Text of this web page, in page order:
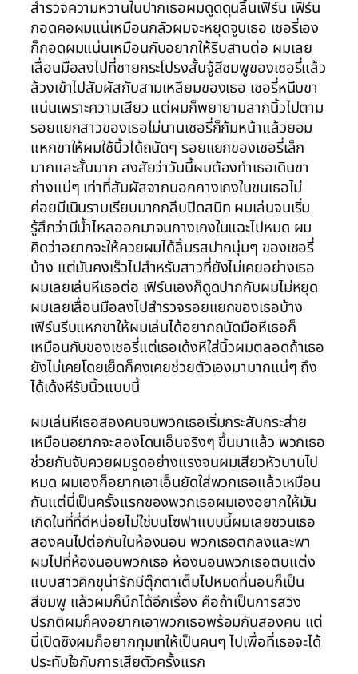
สำรวจความหวานในปากเธอผมดูดดุนลิ้นเฟิร์น เฟิร์น
กอดคอผมแน่เหมือนกลัวผมจะหยุดจูบเธอ เชอรี่เอง
ก็กอดผมแน่นเหมือนกับอยากให้รีบสานต่อ ผมเลย
เลื่อนมือลงไปที่ชายกระโปรงสั้นจู้สีชมพูของเชอรี่แล้ว
ล้วงเข้าไปสัมผัสกับสามเหลียมของเธอ เชอรี่หนีบขา
แน่นเพราะความเสียว แต่ผมก็พยายามลากนิ้วไปตาม
รอยแยกสาวของเธอไม่นานเชอรี่ก็ก้มหน้าแล้วยอม
แหกขาให้ผมใช้นิ้วได้ถนัดๆ รอยแยกของเชอรี่เล็ก
มากและสั้นมาก สงสัยว่าวันนี้ผมต้องทำเธอเดินขา
ถ่างแน่ๆ เท่าที่สัมผัสจากนอกกางเกงในขนเธอไม่
ค่อยมีเนินราบเรียบมากกลีบปิดสนิท ผมเล่นจนเริ่ม
รู้สึกว่ามีน้ำไหลออกมาจนกางเกงในแฉะไปหมด ผม
คิดว่าอยากจะให้ควยผมได้ลิ้มรสปากนุ่มๆ ของเชอรี่
บ้าง แต่มันคงเร็วไปสำหรับสาวที่ยังไม่เคยอย่างเธอ
ผมเลยเล่นหีเธอต่อ เฟิร์นเองก็ดูดปากกับผมไม่หยุด
ผมเลยเลื่อนมือลงไปสำรวจรอยแยกของเธอบ้าง
เฟิร์นรีบแหกขาให้ผมเล่นได้อยากถนัดมือหีเธอก็
เหมือนกับของเชอรี่แต่เธอเด้งหีใส่นิ้วผมตลอดถ้าเธอ
ยังไม่เคยโดยเย็ดก็คงเคยช่วยตัวเองมามากแน่ๆ ถึง
ได้เด้งหีรับนิ้วแบบนี้
ผมเล่นหีเธอสองคนจนพวกเธอเริ่มกระสับกระส่าย
เหมือนอยากจะลองโดนเอ็นจริงๆ ขึ้นมาแล้ว พวกเธอ
ช่วยกันจับควยผมรูดอย่างแรงจนผมเสียวหัวบานไป
หมด ผมเองก็อยากเอาเอ็นยัดใส่พวกเธอแล้วเหมือน
กันแต่นี่เป็นครั้งแรกของพวกเธอผมเองอยากให้มัน
เกิดในที่ที่ดีหน่อยไม่ใช่บนโซฟาแบบนี้ผมเลยชวนเธอ
สองคนไปต่อกันในห้องนอน พวกเธอตกลงและพา
ผมไปที่ห้องนอนพวกเธอ ห้องนอนพวกเธอตบแต่ง
แบบสาวคิกขุน่ารักมีตุ๊กตาเต็มไปหมดที่นอนก็เป็น
สีชมพู แล้วผมก็นึกได้อีกเรื่อง คือถ้าเป็นการสวิง
ปรกติผมก็คงอยากเอาพวกเธอพร้อมกันสองคน แต่
นี่เปิดซิงผมก็อยากทุมเทให้เป็นคนๆ ไปเพื่อที่เธอจะได้
ประทับใจกับการเสียตัวครั้งแรก